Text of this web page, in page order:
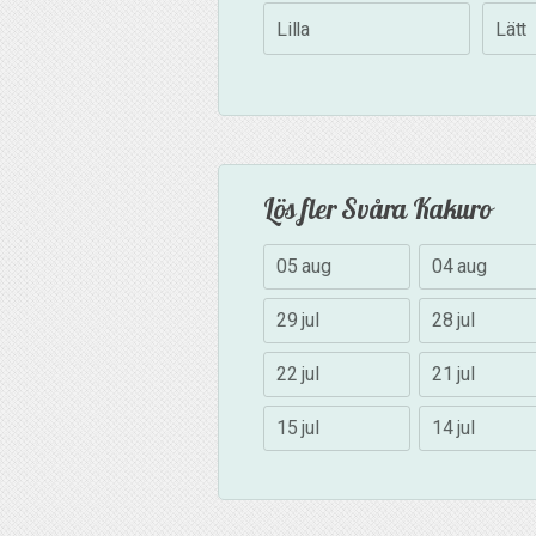
Lilla Lätt
Lös fler Svåra Kakuro
05 aug 04 aug
29 jul 28 jul
22 jul 21 jul
15 jul 14 jul